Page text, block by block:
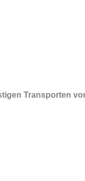
Transporten